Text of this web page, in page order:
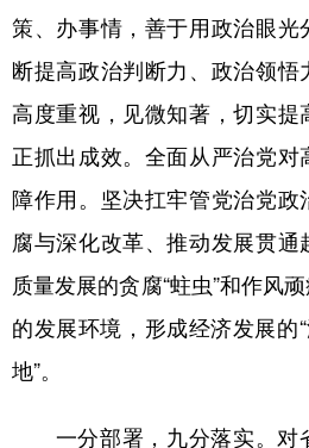
山东 河南
广东 广西
四川 贵州
陕西 甘肃
新疆 内蒙古
策、办事情，善于用政治眼
断提高政治判断力、政治领
高度重视，见微知著，切实
正抓出成效。全面从严治党
障作用。坚决扛牢管党治党政
腐与深化改革、推动发展贯
质量发展的贪腐“蛀虫”和作风
的发展环境，形成经济发展的
地”。
一分部署，九分落实。对